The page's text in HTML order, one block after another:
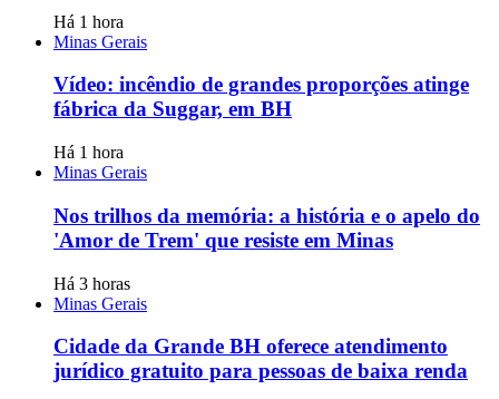
Há 1 hora
Minas Gerais
Vídeo: incêndio de grandes proporções atinge
fábrica da Suggar, em BH
Há 1 hora
Minas Gerais
Nos trilhos da memória: a história e o apelo do
'Amor de Trem' que resiste em Minas
Há 3 horas
Minas Gerais
Cidade da Grande BH oferece atendimento
jurídico gratuito para pessoas de baixa renda